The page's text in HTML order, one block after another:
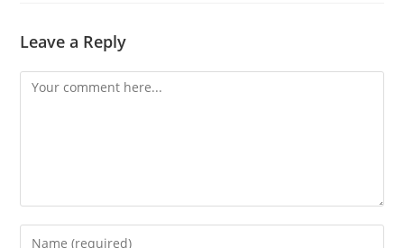
Leave a Reply
Comment
Enter